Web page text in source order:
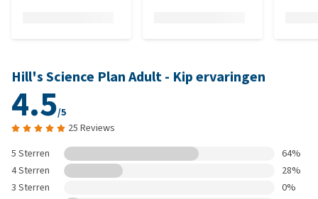
Hill's Science Plan Adult - Kip ervaringen
4.5/5
25 Reviews
5 Sterren
64%
4 Sterren
28%
3 Sterren
0%